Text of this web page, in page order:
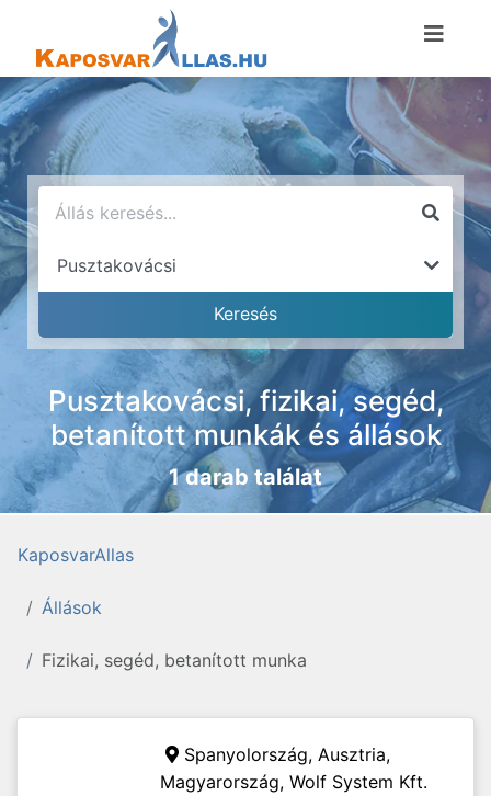
Pusztakovácsi, fizikai, segéd,
betanított munkák és állások
1 darab találat
KaposvarAllas
Állások
Fizikai, segéd, betanított munka
Spanyolország, Ausztria,
Magyarország, Wolf System Kft.